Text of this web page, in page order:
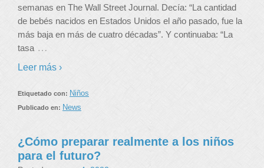
semanas en The Wall Street Journal. Decía: “La cantidad
de bebés nacidos en Estados Unidos el año pasado, fue la
más baja en más de cuatro décadas”. Y continuaba: “La
tasa …
Leer más ›
Etiquetado con: Niños
Publicado en: News
¿Cómo preparar realmente a los niños
para el futuro?